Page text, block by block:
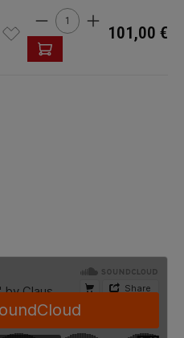
Produkt Anzahl: Gib den
101,00 €